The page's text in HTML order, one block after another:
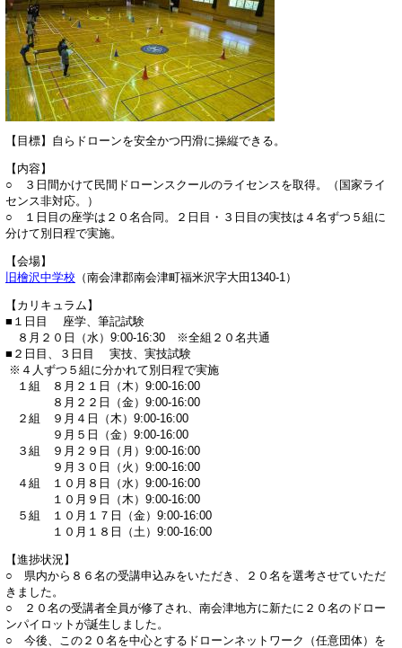
【目標】自らドローンを安全かつ円滑に操縦できる。
【内容】
​○ ３日間かけて民間ドローンスクールのライセンスを取得。（国家ライ
センス非対応。）
○ １日目の座学は２０名合同。２日目・３日目の実技は４名ずつ５組に
分けて別日程で実施。
【会場】
旧檜沢中学校 （南会津郡南会津町福米沢字大田1340-1）
【カリキュラム】
■１日目 座学、筆記試験
​ ８月２０日（水）9:00-16:30 ※全組２０名共通
■２日目、３日目 実技、実技試験
​ ※４人ずつ５組に分かれて別日程で実施
１組 ８月２１日（木）9:00-16:00
８月２２日（金）9:00-16:00
２組 ９月４日（木）9:00-16:00
９月５日（金）9:00-16:00
３組 ９月２９日（月）9:00-16:00
９月３０日（火）9:00-16:00
４組 １０月８日（水）9:00-16:00
１０月９日（木）9:00-16:00
５組 １０月１７日（金）9:00-16:00
１０月１８日（土）9:00-16:00
【進捗状況】
○ 県内から８６名の受講申込みをいただき、２０名を選考させていただ
きました。
○ ２０名の受講者全員が修了され、南会津地方に新たに２０名のドロー
ンパイロットが誕生しました。
○ 今後、この２０名を中心とするドローンネットワーク（任意団体）を